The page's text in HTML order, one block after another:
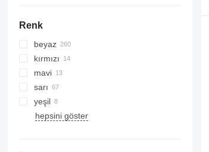
Renk
beyaz
kırmızı
mavi
sarı
yeşil
hepsini göster